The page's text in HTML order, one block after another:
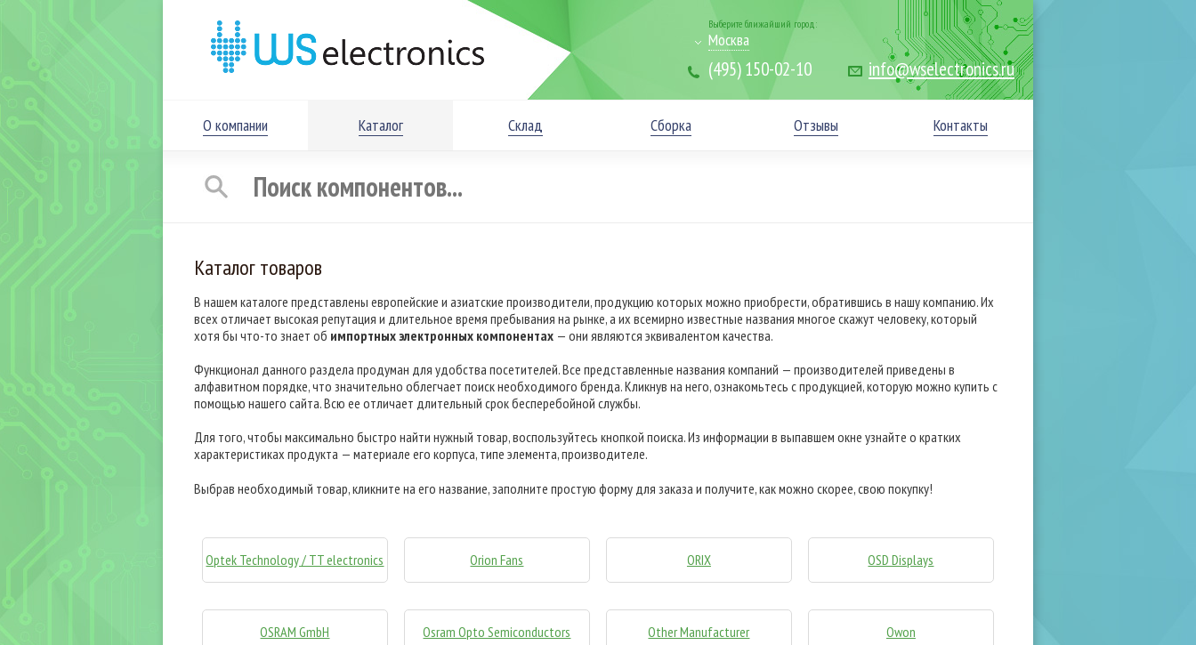
Выберите ближайший город:
Москва
(495) 150-02-10 info@wselectronics.ru
О компании Каталог Склад Сборка Отзывы Контакты
Каталог товаров
В нашем каталоге представлены европейские и азиатские производители, продукцию которых можно приобрести, обратившись в нашу компанию. Их
всех отличает высокая репутация и длительное время пребывания на рынке, а их всемирно известные названия многое скажут человеку, который
хотя бы что-то знает об импортных электронных компонентах — они являются эквивалентом качества.
Функционал данного раздела продуман для удобства посетителей. Все представленные названия компаний — производителей приведены в
алфавитном порядке, что значительно облегчает поиск необходимого бренда. Кликнув на него, ознакомьтесь с продукцией, которую можно купить с
помощью нашего сайта. Всю ее отличает длительный срок бесперебойной службы.
Для того, чтобы максимально быстро найти нужный товар, воспользуйтесь кнопкой поиска. Из информации в выпавшем окне узнайте о кратких
характеристиках продукта — материале его корпуса, типе элемента, производителе.
Выбрав необходимый товар, кликните на его название, заполните простую форму для заказа и получите, как можно скорее, свою покупку!
Optek Technology / TT electronics Orion Fans ORIX OSD Displays
OSRAM GmbH Osram Opto Semiconductors Other Manufacturer Owon